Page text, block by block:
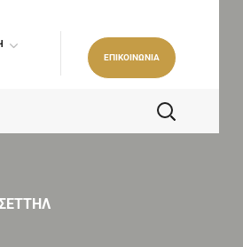
ΕΠΙΚΟΙΝΩΝΙΑ